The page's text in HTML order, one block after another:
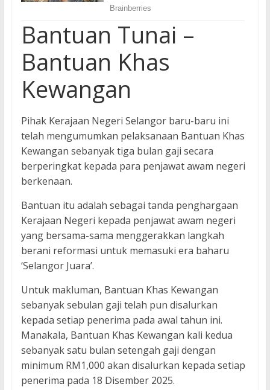
Bantuan Tunai –
Bantuan Khas
Kewangan
Pihak Kerajaan Negeri Selangor baru-baru ini
telah mengumumkan pelaksanaan Bantuan Khas
Kewangan sebanyak tiga bulan gaji secara
berperingkat kepada para penjawat awam negeri
berkenaan.
Bantuan itu adalah sebagai tanda penghargaan
Kerajaan Negeri kepada penjawat awam negeri
yang bersama-sama menggerakkan langkah
berani reformasi untuk memasuki era baharu
‘Selangor Juara’.
Untuk makluman, Bantuan Khas Kewangan
sebanyak sebulan gaji telah pun disalurkan
kepada setiap penerima pada awal tahun ini.
Manakala, Bantuan Khas Kewangan kali kedua
sebanyak satu bulan setengah gaji dengan
minimum RM1,000 akan disalurkan kepada setiap
penerima pada 18 Disember 2025.